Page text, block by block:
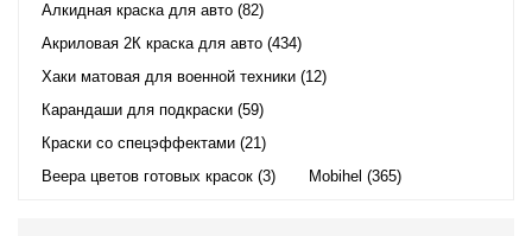
Алкидная краска для авто (82)
Акриловая 2К краска для авто (434)
Хаки матовая для военной техники (12)
Карандаши для подкраски (59)
Краски со спецэффектами (21)
Веера цветов готовых красок (3)
Mobihel (365)